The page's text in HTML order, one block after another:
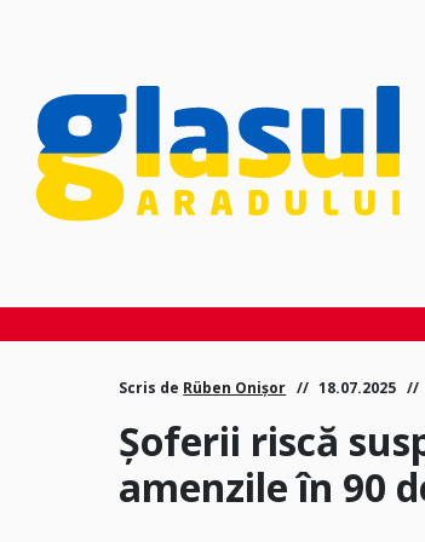
Scris de Rüben Onișor 18.07.2025
Șoferii riscă
amenzile în 90